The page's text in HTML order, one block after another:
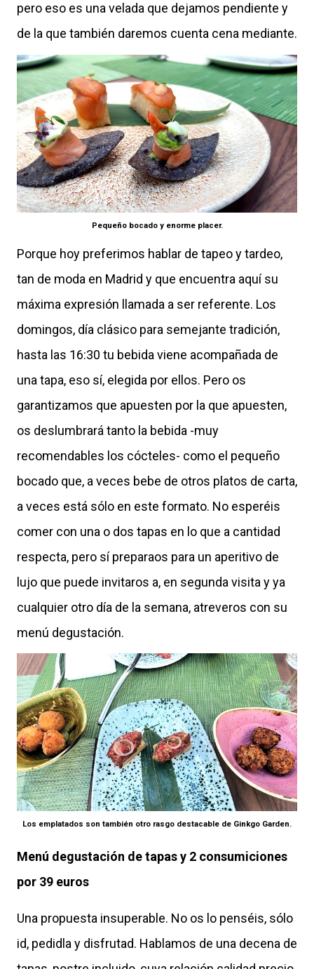
pero eso es una velada que dejamos pendiente y
de la que también daremos cuenta cena mediante.
Pequeño bocado y enorme placer.
Porque hoy preferimos hablar de tapeo y tardeo,
tan de moda en Madrid y que encuentra aquí su
máxima expresión llamada a ser referente. Los
domingos, día clásico para semejante tradición,
hasta las 16:30 tu bebida viene acompañada de
una tapa, eso sí, elegida por ellos. Pero os
garantizamos que apuesten por la que apuesten,
os deslumbrará tanto la bebida -muy
recomendables los cócteles- como el pequeño
bocado que, a veces bebe de otros platos de carta,
a veces está sólo en este formato. No esperéis
comer con una o dos tapas en lo que a cantidad
respecta, pero sí preparaos para un aperitivo de
lujo que puede invitaros a, en segunda visita y ya
cualquier otro día de la semana, atreveros con su
menú degustación.
Los emplatados son también otro rasgo destacable de Ginkgo Garden.
Menú degustación de tapas y 2 consumiciones
por 39 euros
Una propuesta insuperable. No os lo penséis, sólo
id, pedidla y disfrutad. Hablamos de una decena de